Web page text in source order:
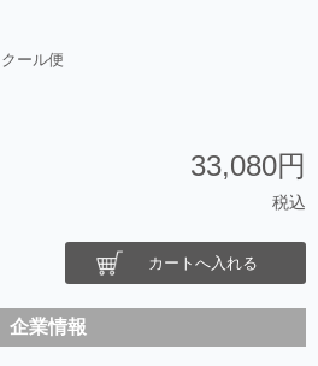
ール便
33,080円
税込
カートへ入れる
企業情報